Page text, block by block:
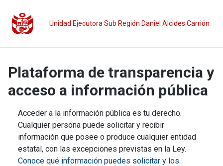
Unidad Ejecutora Sub Región Daniel Alcides Carrión
Plataforma de transparencia y
acceso a información pública
Acceder a la información pública es tu derecho.
Cualquier persona puede solicitar y recibir
información que posee o produce cualquier entidad
estatal, con las excepciones previstas en la Ley.
Conoce qué información puedes solicitar y los